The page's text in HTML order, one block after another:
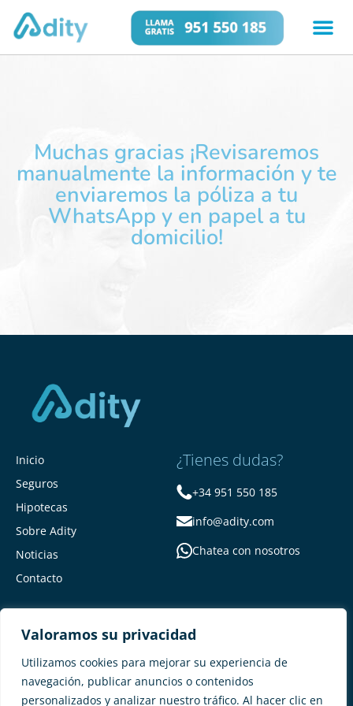
Valoramos su privacidad
Utilizamos cookies para mejorar su experiencia de
navegación, publicar anuncios o contenidos
personalizados y analizar nuestro tráfico. Al hacer clic en
Muchas gracias ¡Revisaremos
manualmente la información y te
enviaremos la póliza a tu
WhatsApp y en papel a tu
domicilio!
Inicio
Seguros
Hipotecas
Sobre Adity
Noticias
Contacto
¿Tienes dudas?
+34 951 550 185
info@adity.com
Chatea con nosotros